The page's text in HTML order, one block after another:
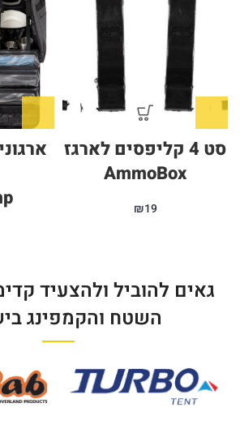
סט 4 קליפסים לארגז
AmmoBox
₪19
גאים להוביל ולהצעיד
השטח והקמפינג